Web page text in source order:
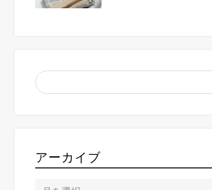
アーカイブ